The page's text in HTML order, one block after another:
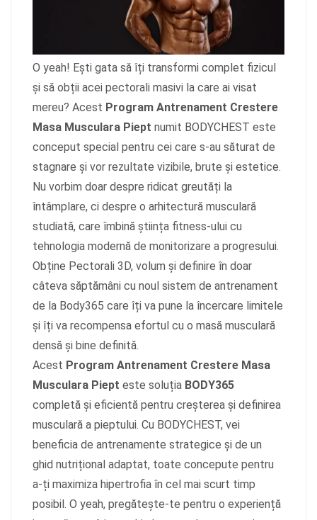
O yeah! Ești gata să îți transformi complet fizicul
și să obții acei pectorali masivi la care ai visat
mereu? Acest Program Antrenament Crestere
Masa Musculara Piept numit BODYCHEST este
conceput special pentru cei care s-au săturat de
stagnare și vor rezultate vizibile, brute și estetice.
Nu vorbim doar despre ridicat greutăți la
întâmplare, ci despre o arhitectură musculară
studiată, care îmbină știința fitness-ului cu
tehnologia modernă de monitorizare a progresului.
Obține Pectorali 3D, volum și definire în doar
câteva săptămâni cu noul sistem de antrenament
de la Body365 care îți va pune la încercare limitele
și îți va recompensa efortul cu o masă musculară
densă și bine definită.
Acest Program Antrenament Crestere Masa
Musculara Piept este soluția BODY365
completă și eficientă pentru creșterea și definirea
musculară a pieptului. Cu BODYCHEST, vei
beneficia de antrenamente strategice și de un
ghid nutrițional adaptat, toate concepute pentru
a-ți maximiza hipertrofia în cel mai scurt timp
posibil. O yeah, pregătește-te pentru o experiență